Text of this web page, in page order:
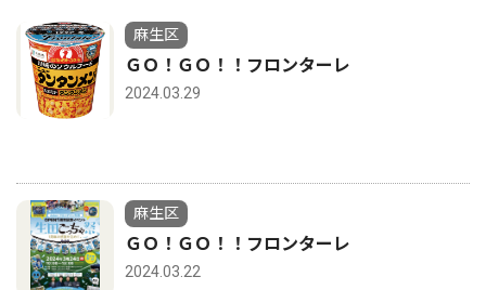
麻生区
ＧＯ！ＧＯ！！フロンターレ
2024.03.29
麻生区
ＧＯ！ＧＯ！！フロンターレ
2024.03.22